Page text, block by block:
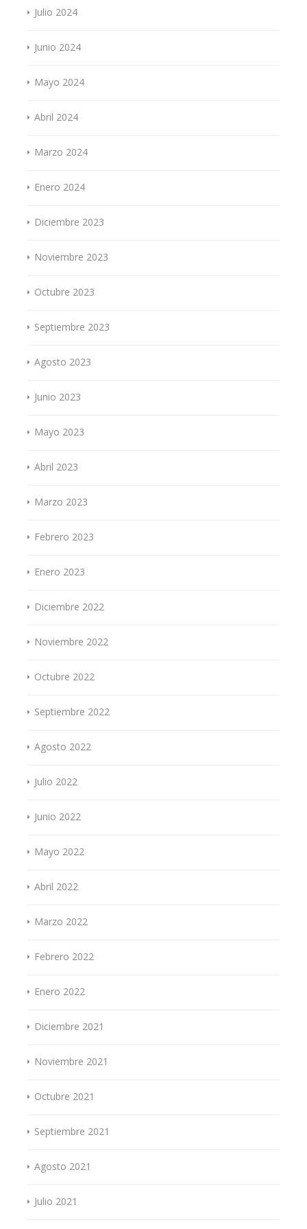
Julio 2024
Junio 2024
Mayo 2024
Abril 2024
Marzo 2024
Enero 2024
Diciembre 2023
Noviembre 2023
Octubre 2023
Septiembre 2023
Agosto 2023
Junio 2023
Mayo 2023
Abril 2023
Marzo 2023
Febrero 2023
Enero 2023
Diciembre 2022
Noviembre 2022
Octubre 2022
Septiembre 2022
Agosto 2022
Julio 2022
Junio 2022
Mayo 2022
Abril 2022
Marzo 2022
Febrero 2022
Enero 2022
Diciembre 2021
Noviembre 2021
Octubre 2021
Septiembre 2021
Agosto 2021
Julio 2021